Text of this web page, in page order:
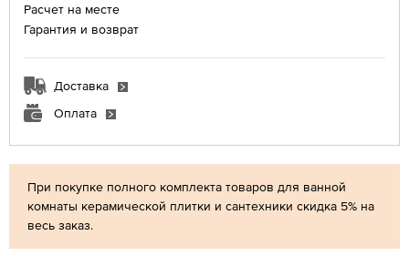
При покупке полного комплекта товаров для ванной
комнаты керамической плитки и сантехники скидка 5% на
весь заказ.
Расчет на месте
Гарантия и возврат
Доставка
Оплата